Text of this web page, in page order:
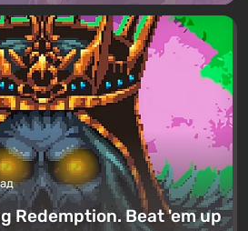
Redemption. Beat 'em up